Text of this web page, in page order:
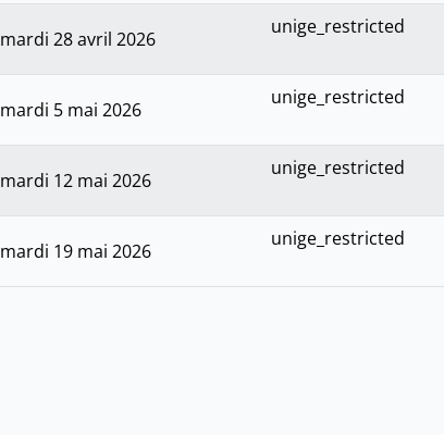
mardi 28 avril 2026
unige_restricted
mardi 5 mai 2026
unige_restricted
mardi 12 mai 2026
unige_restricted
mardi 19 mai 2026
unige_restricted